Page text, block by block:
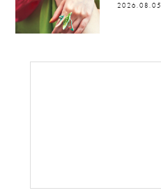
2026.08.05